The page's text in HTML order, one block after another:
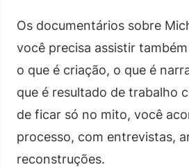
Os documentários sobre
você precisa assistir
o que é criação, o que é
que é resultado de trabalho
de ficar só no mito, você
processo, com entrevistas,
reconstruções.